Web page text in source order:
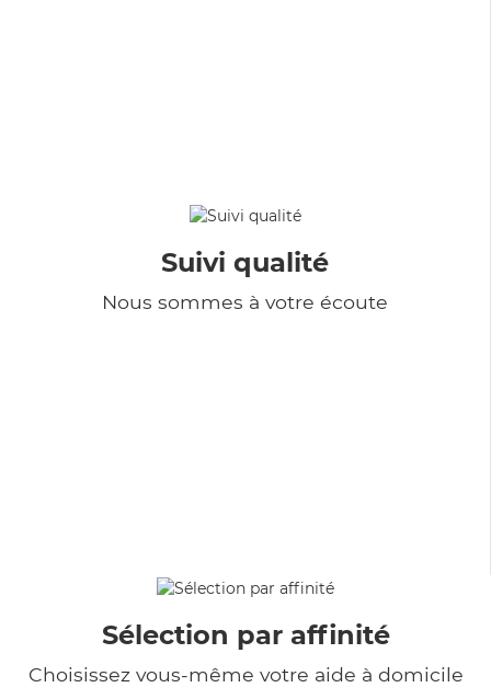
Suivi qualité
Nous sommes à votre écoute
Sélection par affinité
Choisissez vous-même votre aide à domicile